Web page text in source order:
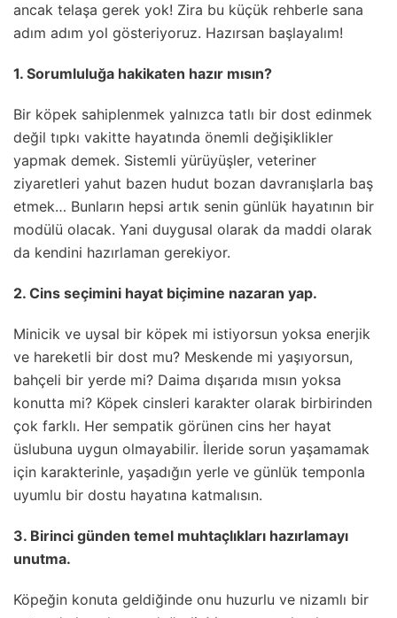
ancak telaşa gerek yok! Zira bu küçük rehberle sana
adım adım yol gösteriyoruz. Hazırsan başlayalım!
1. Sorumluluğa hakikaten hazır mısın?
Bir köpek sahiplenmek yalnızca tatlı bir dost edinmek
değil tıpkı vakitte hayatında önemli değişiklikler
yapmak demek. Sistemli yürüyüşler, veteriner
ziyaretleri yahut bazen hudut bozan davranışlarla baş
etmek… Bunların hepsi artık senin günlük hayatının bir
modülü olacak. Yani duygusal olarak da maddi olarak
da kendini hazırlaman gerekiyor.
2. Cins seçimini hayat biçimine nazaran yap.
Minicik ve uysal bir köpek mi istiyorsun yoksa enerjik
ve hareketli bir dost mu? Meskende mi yaşıyorsun,
bahçeli bir yerde mi? Daima dışarıda mısın yoksa
konutta mi? Köpek cinsleri karakter olarak birbirinden
çok farklı. Her sempatik görünen cins her hayat
üslubuna uygun olmayabilir. İleride sorun yaşamamak
için karakterinle, yaşadığın yerle ve günlük temponla
uyumlu bir dostu hayatına katmalısın.
3. Birinci günden temel muhtaçlıkları hazırlamayı
unutma.
Köpeğin konuta geldiğinde onu huzurlu ve nizamlı bir